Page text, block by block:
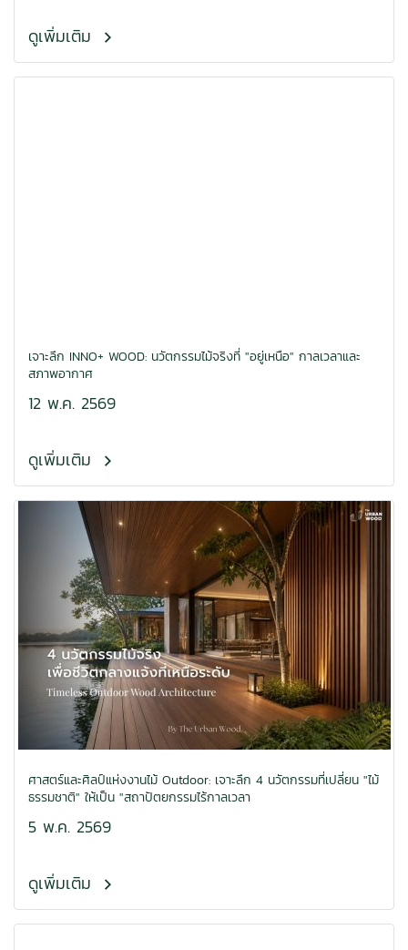
ดูเพิ่มเติม
เจาะลึก INNO+ WOOD: นวัตกรรมไม้จริงที่ "อยู่เหนือ" กาลเวลาและ
สภาพอากาศ
12 พ.ค. 2569
ดูเพิ่มเติม
ศาสตร์และศิลป์แห่งงานไม้ Outdoor: เจาะลึก 4 นวัตกรรมที่เปลี่ยน "ไม้
ธรรมชาติ" ให้เป็น "สถาปัตยกรรมไร้กาลเวลา
5 พ.ค. 2569
ดูเพิ่มเติม